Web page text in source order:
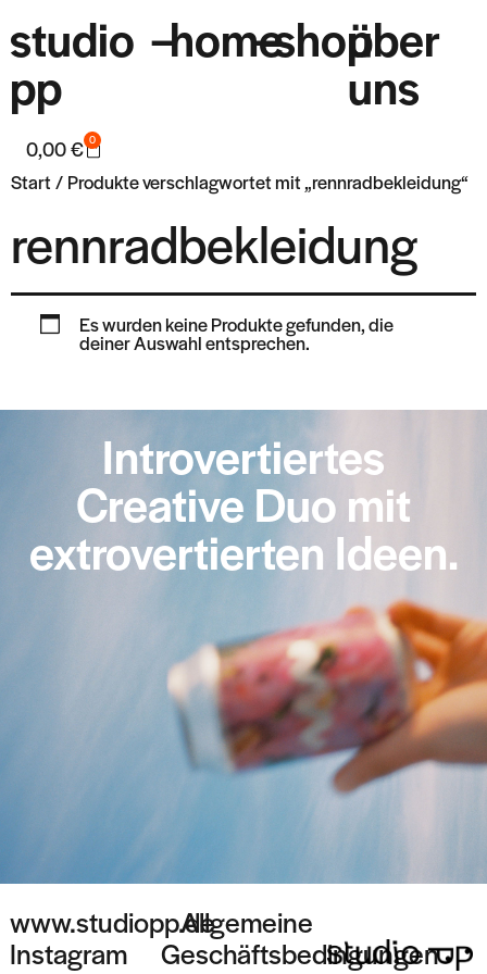
studio
pp
–home
–shopüber
uns
0,00€ 0
Start/ Produkte verschlagwortet mit „rennradbekleidung“
rennradbekleidung
Es wurden keine Produkte gefunden, die
deiner Auswahl entsprechen.
Introvertiertes
Creative Duo mit
extrovertierten Ideen.
www.studiopp.de
Instagram
Allgemeine
Geschäftsbedingungen